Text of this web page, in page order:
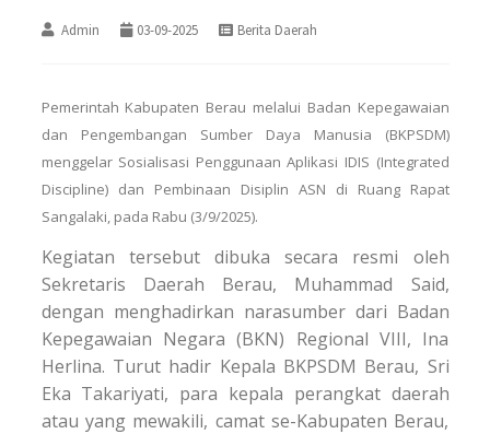
Admin 03-09-2025 Berita Daerah
Pemerintah Kabupaten Berau melalui Badan Kepegawaian
dan Pengembangan Sumber Daya Manusia (BKPSDM)
menggelar Sosialisasi Penggunaan Aplikasi IDIS (Integrated
Discipline) dan Pembinaan Disiplin ASN di Ruang Rapat
Sangalaki, pada Rabu (3/9/2025).
Kegiatan tersebut dibuka secara resmi oleh
Sekretaris Daerah Berau, Muhammad Said,
dengan menghadirkan narasumber dari Badan
Kepegawaian Negara (BKN) Regional VIII, Ina
Herlina. Turut hadir Kepala BKPSDM Berau, Sri
Eka Takariyati, para kepala perangkat daerah
atau yang mewakili, camat se-Kabupaten Berau,